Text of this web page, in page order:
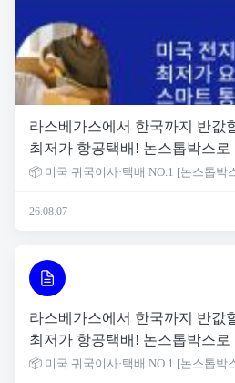
라스베가스에서 한국까지 반값
최저가 항공택배! 논스톱박스로
📦 미국 귀국이사·택배 NO.1 [논스톱박
26.08.07
라스베가스에서 한국까지 반값
최저가 항공택배! 논스톱박스로
📦 미국 귀국이사·택배 NO.1 [논스톱박